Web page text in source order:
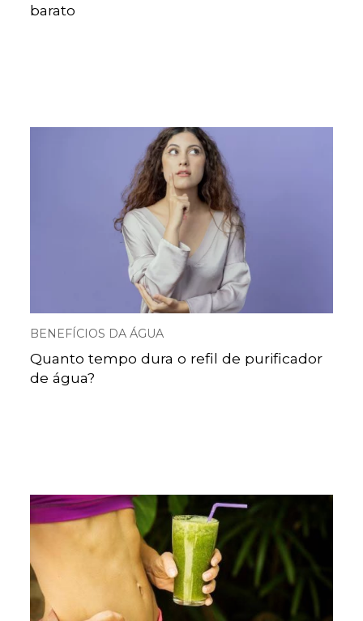
barato
BENEFÍCIOS DA ÁGUA
Quanto tempo dura o refil de purificador
de água?